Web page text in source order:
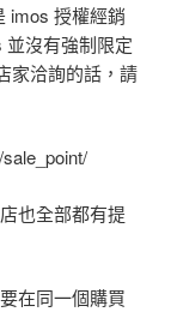
imos 授權經銷
沒有強制限定
家洽詢的話，請
也全部都有提
在同一個購買